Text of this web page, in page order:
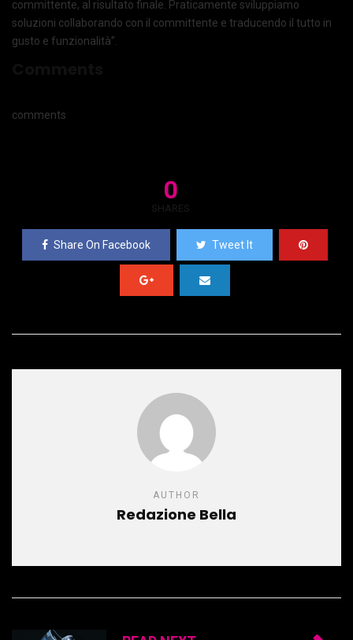
committente, al risultato finale. Praticamente sviluppiamo
soluzioni collaborando con il committente e traducendo il tutto in
gusto e funzionalità”.
comments
0
SHARES
Share On Facebook Tweet It
AUTHOR
Redazione Bella